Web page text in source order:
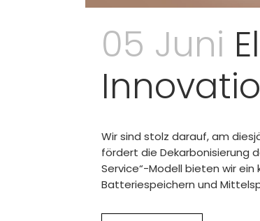
05 Juni
Wir sind stolz darauf, am
fördert die Dekarbonisierung
Service“-Modell bieten wir
Batteriespeichern und